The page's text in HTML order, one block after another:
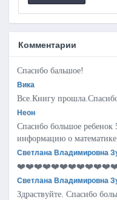
Комментарии
Спасибо бальшое!
Вика
Все.Книгу
Неон
Спасибо большое ребенок
информацию о математике
Светлана Владимировна
Светлана Владимировна
Здраствуйте. Спасибо